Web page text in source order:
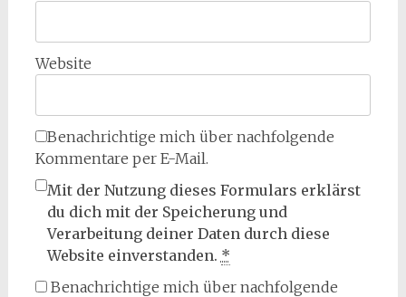
Website
Benachrichtige mich über nachfolgende
Kommentare per E-Mail.
Mit der Nutzung dieses Formulars erklärst
du dich mit der Speicherung und
Verarbeitung deiner Daten durch diese
Website einverstanden. *
Benachrichtige mich über nachfolgende